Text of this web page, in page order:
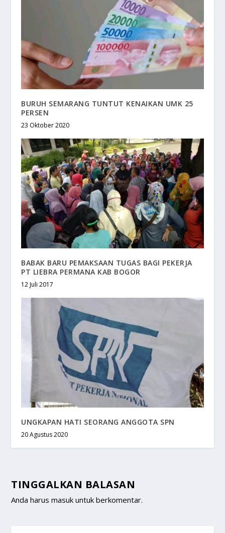
BURUH SEMARANG TUNTUT KENAIKAN UMK 25
PERSEN
23 Oktober 2020
BABAK BARU PEMAKSAAN TUGAS BAGI PEKERJA
PT LIEBRA PERMANA KAB BOGOR
12 Juli 2017
UNGKAPAN HATI SEORANG ANGGOTA SPN
20 Agustus 2020
TINGGALKAN BALASAN
Anda harusmasuk untuk berkomentar.